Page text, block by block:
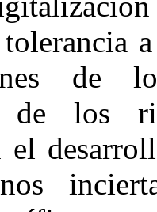
de
de los
el